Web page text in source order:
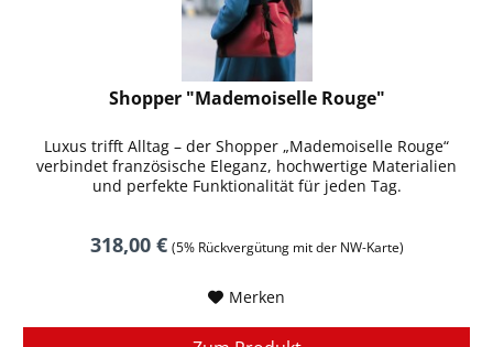
Shopper "Mademoiselle Rouge"
Luxus trifft Alltag – der Shopper „Mademoiselle Rouge“
verbindet französische Eleganz, hochwertige Materialien
und perfekte Funktionalität für jeden Tag.
318,00 € (5% Rückvergütung mit der NW-Karte)
Merken